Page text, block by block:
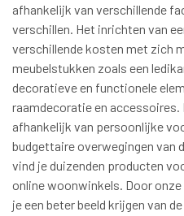
afhankelijk van verschillende
verschillen. Het inrichten van
verschillende kosten met zich
meubelstukken zoals een
decoratieve en functionele
raamdecoratie en
afhankelijk van persoonlijke
budgettaire overwegingen van
vind je duizenden producten
online woonwinkels. Door
je een beter beeld krijgen van